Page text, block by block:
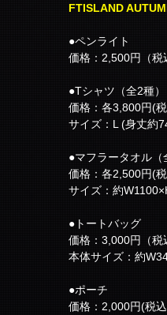
FTISLAND
●ペンライト
価格：2,500円（税
●Tシャツ（全2種）
価格：各3,800円(
サイズ：L (身丈約
●マフラータオル（
価格：各2,500円(
サイズ：約
●トートバッグ
価格：3,000円（税
本体サイズ：約
●ポーチ
価格：2,000円(税